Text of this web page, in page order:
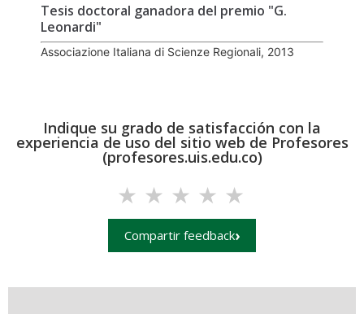
Tesis doctoral ganadora del premio "G.
Leonardi"
Associazione Italiana di Scienze Regionali, 2013
Indique su grado de satisfacción con la
experiencia de uso del sitio web de Profesores
(profesores.uis.edu.co)